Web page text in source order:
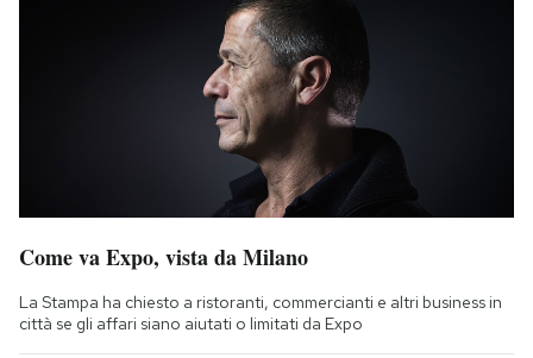
Come va Expo, vista da Milano
La Stampa ha chiesto a ristoranti, commercianti e altri business in
città se gli affari siano aiutati o limitati da Expo